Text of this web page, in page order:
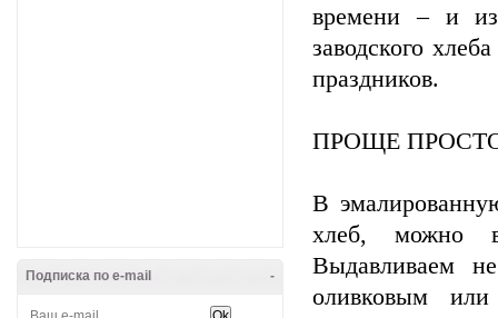
-
Подписка по e-mail
времени – и
заводского
праздников.
ПРОЩЕ
В
хлеб, можно
Выдавливаем
оливковым